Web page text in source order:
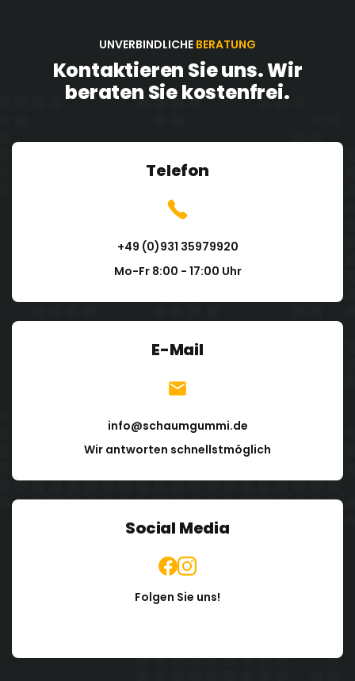
UNVERBINDLICHE BERATUNG
Kontaktieren Sie uns. Wir
beraten Sie kostenfrei.
Telefon
+49 (0)931 35979920
Mo-Fr 8:00 - 17:00 Uhr
E-Mail
info@schaumgummi.de
Wir antworten schnellstmöglich
Social Media
Folgen Sie uns!